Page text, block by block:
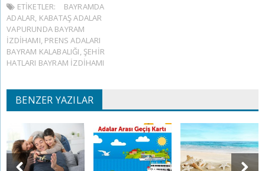
ETIKETLER:
BAYRAMDA
ADALAR, KABATAŞ ADALAR
VAPURUNDA BAYRAM
IZDIHAMI, PRENS ADALARI
BAYRAM KALABALIĞI, ŞEHIR
HATLARI BAYRAM IZDIHAMI
BENZER YAZILAR